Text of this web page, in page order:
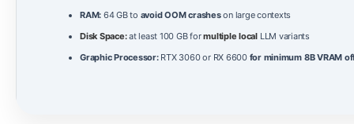
RAM: 64 GB to avoid OOM crasheson large contexts
Disk Space:at least 100 GB formultiple localLLM variants
Graphic Processor:RTX 3060 or RX 6600 for minimum 8B VRAM